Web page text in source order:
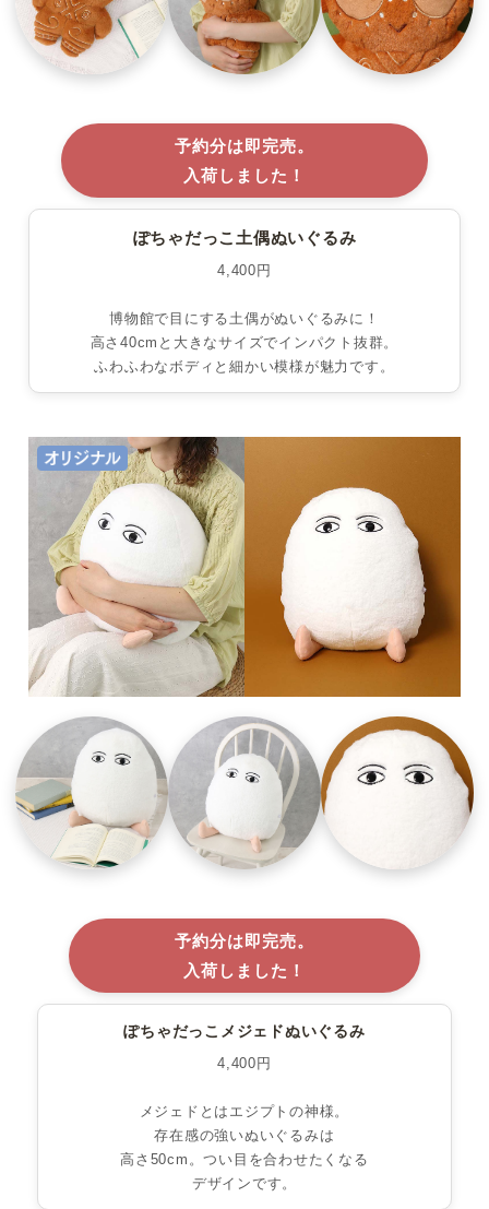
予約分は即完売。
入荷しました！
ぽちゃだっこ土偶ぬいぐるみ
4,400円
博物館で目にする土偶がぬいぐるみに！
高さ40cmと大きなサイズでインパクト抜群。
ふわふわなボディと細かい模様が魅力です。
予約分は即完売。
入荷しました！
ぽちゃだっこメジェドぬいぐるみ
4,400円
メジェドとはエジプトの神様。
存在感の強いぬいぐるみは
高さ50cm。つい目を合わせたくなる
デザインです。